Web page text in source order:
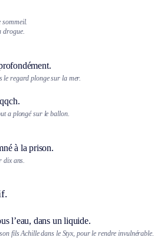
sommeil.
drogue.
le regard plonge sur la mer.
a plongé sur le ballon.
à la prison.
dix ans.
l’eau, dans un liquide.
fils Achille dans le Styx, pour le rendre invulnérable.